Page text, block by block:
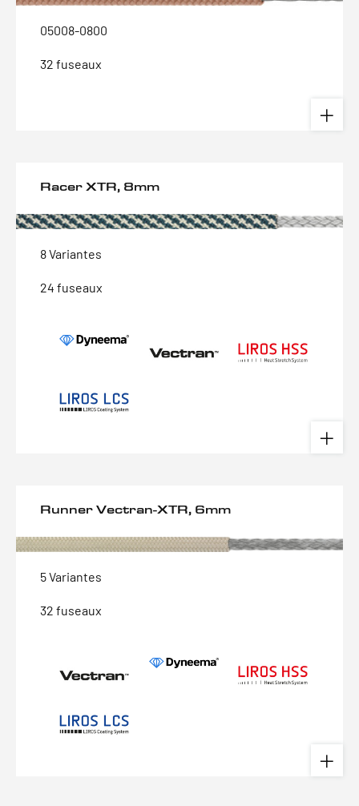
05008-0800
32 fuseaux
Racer XTR, 8mm
8 Variantes
24 fuseaux
Runner Vectran-XTR, 6mm
5 Variantes
32 fuseaux